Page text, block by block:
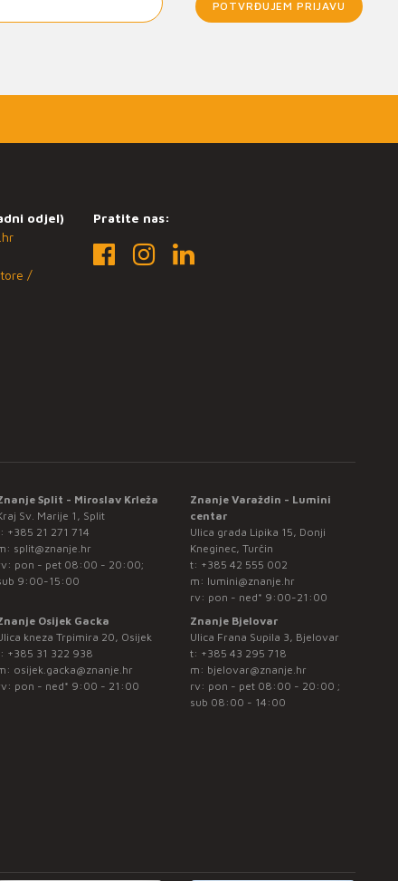
POTVRĐUJEM PRIJAVU
odjel)
/
Pratite nas:
Split - Miroslav Krleža
Sv. Marije 1, Split
+385 21 271 714
split@znanje.hr
pon - pet 08:00 - 20:00;
9:00-15:00
Znanje Varaždin - Lumini
centar
Ulica grada Lipika 15, Donji
Kneginec, Turčin
t: +385 42 555 002
m: lumini@znanje.hr
rv: pon - ned* 9:00-21:00
Osijek Gacka
kneza Trpimira 20, Osijek
+385 31 322 938
osijek.gacka@znanje.hr
pon - ned* 9:00 - 21:00
Znanje Bjelovar
Ulica Frana Supila 3, Bjelovar
t: +385 43 295 718
m: bjelovar@znanje.hr
rv: pon - pet 08:00 - 20:00 ;
sub 08:00 - 14:00